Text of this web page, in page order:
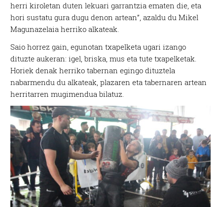
herri kiroletan duten lekuari garrantzia ematen die, eta
hori sustatu gura dugu denon artean”, azaldu du Mikel
Magunazelaia herriko alkateak.
Saio horrez gain, egunotan txapelketa ugari izango
dituzte aukeran: igel, briska, mus eta tute txapelketak.
Horiek denak herriko tabernan egingo dituztela
nabarmendu du alkateak, plazaren eta tabernaren artean
herritarren mugimendua bilatuz.